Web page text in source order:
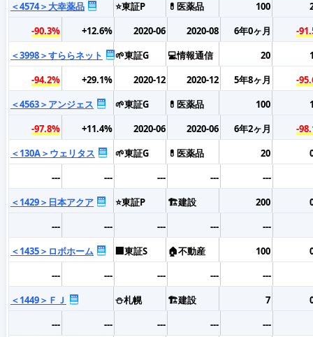
＜4574＞大幸薬品
⭐東証P 💊医薬品 100
-90.3%
+12.6% 2020-06 2020-08 6年0ヶ月
-
＜3998＞すららネット
🌱東証G 💻情報通信 20
-94.2%
+29.1% 2020-12 2020-12 5年8ヶ月
-
＜4563＞アンジェス
🌱東証G 💊医薬品 100
-97.8%
+11.4% 2020-06 2020-06 6年2ヶ月
-
＜130A＞ウェリタス
🌱東証G 💊医薬品 20
---
--- --- ---
---
＜1429＞日本アクア
⭐東証P 🏗️建設 200
---
--- --- ---
---
＜1435＞ロボホーム
🏢東証S 🏠不動産 100
---
--- --- ---
---
＜1449＞ＦＪ
⛄札幌 🏗️建設 7
---
--- --- ---
---